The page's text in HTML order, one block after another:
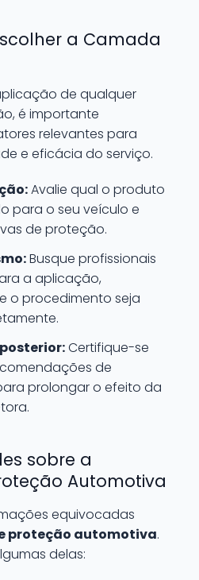
a Camada
de qualquer
é importante
relevantes para
e eficácia do serviço.
Avalie qual o produto
para o seu veículo e
de proteção.
Busque profissionais
a aplicação,
o procedimento seja
Certifique-se
de
prolongar o efeito da
sobre a
Automotiva
equivocadas
proteção automotiva.
delas: